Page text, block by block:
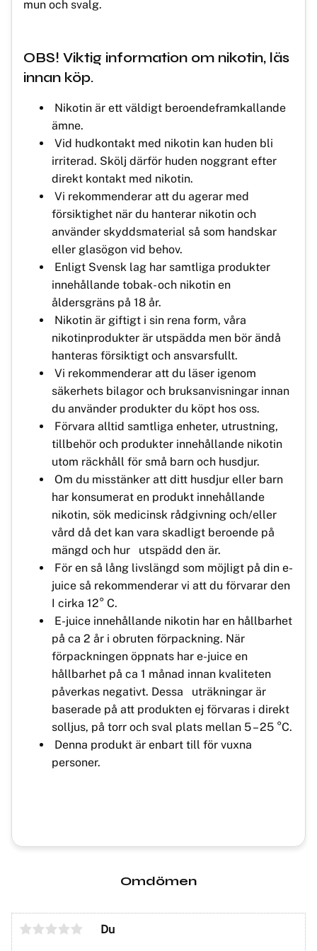
mun och svalg.
OBS! Viktig information om nikotin, läs
innan köp.
Nikotin är ett väldigt beroendeframkallande
ämne.
Vid hudkontakt med nikotin kan huden bli
irriterad. Skölj därför huden noggrant efter
direkt kontakt med nikotin.
Vi rekommenderar att du agerar med
försiktighet när du hanterar nikotin och
använder skyddsmaterial så som handskar
eller glasögon vid behov.
Enligt Svensk lag har samtliga produkter
innehållande tobak- och nikotin en
åldersgräns på 18 år.
Nikotin är giftigt i sin rena form, våra
nikotinprodukter är utspädda men bör ändå
hanteras försiktigt och ansvarsfullt.
Vi rekommenderar att du läser igenom
säkerhets bilagor och bruksanvisningar innan
du använder produkter du köpt hos oss.
Förvara alltid samtliga enheter, utrustning,
tillbehör och produkter innehållande nikotin
utom räckhåll för små barn och husdjur.
Om du misstänker att ditt husdjur eller barn
har konsumerat en produkt innehållande
nikotin, sök medicinsk rådgivning och/eller
vård då det kan vara skadligt beroende på
mängd och hur utspädd den är.
För en så lång livslängd som möjligt på din e-
juice så rekommenderar vi att du förvarar den
I cirka 12° C.
E-juice innehållande nikotin har en hållbarhet
på ca 2 år i obruten förpackning. När
förpackningen öppnats har e-juice en
hållbarhet på ca 1 månad innan kvaliteten
påverkas negativt. Dessa uträkningar är
baserade på att produkten ej förvaras i direkt
solljus, på torr och sval plats mellan 5 – 25 °C.
Denna produkt är enbart till för vuxna
personer.
Omdömen
Du